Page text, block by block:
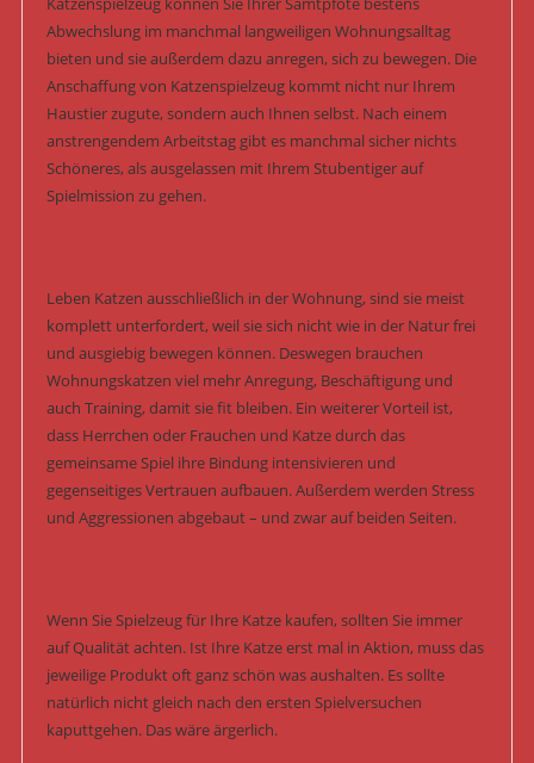
Abwechslung im manchmal langweiligen Wohnungsalltag
bieten und sie außerdem dazu anregen, sich zu bewegen. Die
Anschaffung von Katzenspielzeug kommt nicht nur Ihrem
Haustier zugute, sondern auch Ihnen selbst. Nach einem
anstrengendem Arbeitstag gibt es manchmal sicher nichts
Schöneres, als ausgelassen mit Ihrem Stubentiger auf
Spielmission zu gehen.
Leben Katzen ausschließlich in der Wohnung, sind sie meist
komplett unterfordert, weil sie sich nicht wie in der Natur frei
und ausgiebig bewegen können. Deswegen brauchen
Wohnungskatzen viel mehr Anregung, Beschäftigung und
auch Training, damit sie fit bleiben. Ein weiterer Vorteil ist,
dass Herrchen oder Frauchen und Katze durch das
gemeinsame Spiel ihre Bindung intensivieren und
gegenseitiges Vertrauen aufbauen. Außerdem werden Stress
und Aggressionen abgebaut – und zwar auf beiden Seiten.
Wenn Sie Spielzeug für Ihre Katze kaufen, sollten Sie immer
auf Qualität achten. Ist Ihre Katze erst mal in Aktion, muss das
jeweilige Produkt oft ganz schön was aushalten. Es sollte
natürlich nicht gleich nach den ersten Spielversuchen
kaputtgehen. Das wäre ärgerlich.